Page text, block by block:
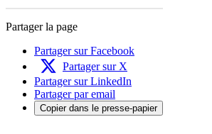
Partager la page
Partager sur Facebook
Partager sur X
Partager sur LinkedIn
Partager par email
Copier dans le presse-papier